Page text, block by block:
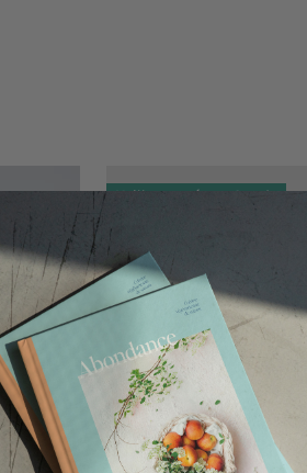
Meilleur numéro au Canada